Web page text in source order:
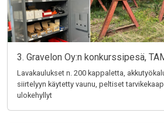
3. Gravelon Oy:n konkurssipesä,
Lavakaulukset n. 200 kappaletta,
siirtelyyn käytetty vaunu, peltiset
ulokehyllyt